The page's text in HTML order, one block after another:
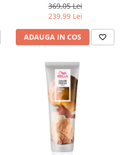
369,05 Lei
239,99 Lei
ADAUGA IN COS